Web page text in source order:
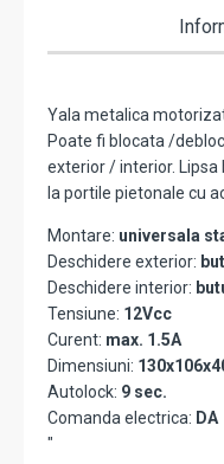
Yala metalica
Poate fi blocata /
exterior / interior.
la portile pietonale cu
Montare: universala
Deschidere exterior:
Deschidere interior:
Tensiune: 12Vcc
Curent: max. 1.5A
Dimensiuni:
Autolock: 9 sec.
Comanda electrica: DA
"